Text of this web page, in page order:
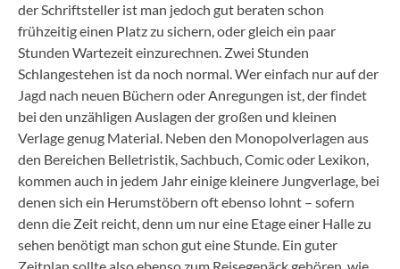
der Schriftsteller ist man jedoch gut beraten schon
frühzeitig einen Platz zu sichern, oder gleich ein paar
Stunden Wartezeit einzurechnen. Zwei Stunden
Schlangestehen ist da noch normal. Wer einfach nur auf der
Jagd nach neuen Büchern oder Anregungen ist, der findet
bei den unzähligen Auslagen der großen und kleinen
Verlage genug Material. Neben den Monopolverlagen aus
den Bereichen Belletristik, Sachbuch, Comic oder Lexikon,
kommen auch in jedem Jahr einige kleinere Jungverlage, bei
denen sich ein Herumstöbern oft ebenso lohnt – sofern
denn die Zeit reicht, denn um nur eine Etage einer Halle zu
sehen benötigt man schon gut eine Stunde. Ein guter